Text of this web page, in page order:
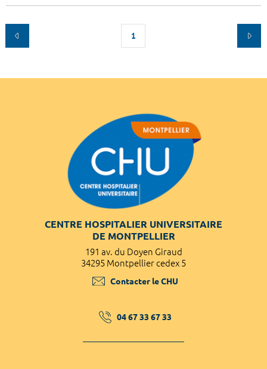
1
CENTRE HOSPITALIER UNIVERSITAIRE
DE MONTPELLIER
191 av. du Doyen Giraud
34295 Montpellier cedex 5
Contacter le CHU
04 67 33 67 33